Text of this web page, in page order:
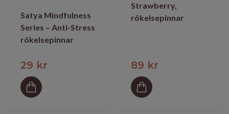
Satya Mindfulness
Series – Anti-Stress
rökelsepinnar
29 kr
Strawberry,
rökelsepinnar
89 kr